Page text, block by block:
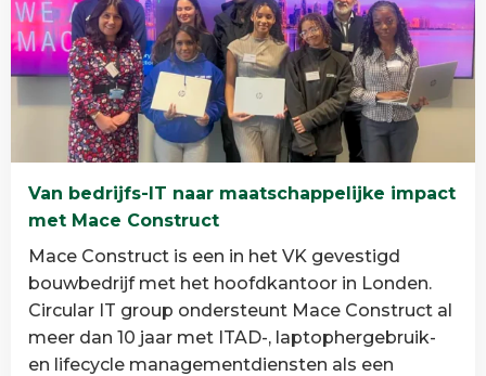
over
Hoe
Pro
Persona
heeft
veranderd
Van bedrijfs-IT naar maatschappelijke impact
met Mace Construct
Mace Construct is een in het VK gevestigd
bouwbedrijf met het hoofdkantoor in Londen.
Circular IT group ondersteunt Mace Construct al
meer dan 10 jaar met ITAD-, laptophergebruik-
en lifecycle managementdiensten als een